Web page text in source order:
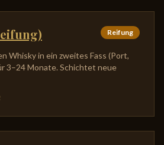
Reifung
Whisky in ein zweites Fass (Port,
3–24 Monate. Schichtet neue